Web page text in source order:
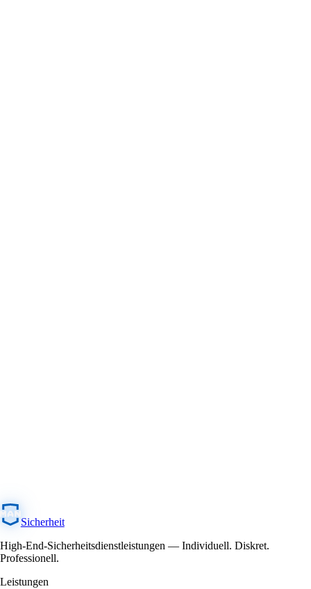
Sicherheit
High-End-Sicherheitsdienstleistungen — Individuell. Diskret.
Professionell.
Leistungen